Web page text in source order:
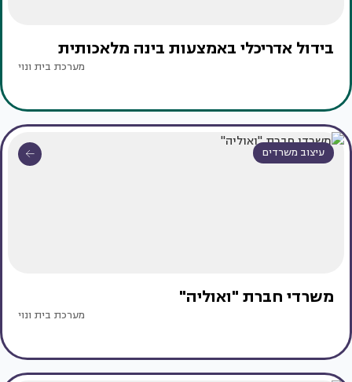
בידול אדריכלי באמצעות בינה מלאכותית
מערכת בית ונוי
עיצוב משרדים
משרדי חברת "ואוליה"
מערכת בית ונוי